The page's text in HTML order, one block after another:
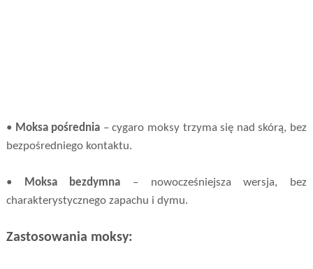
• Moksa pośrednia – cygaro moksy trzyma się nad skórą, bez
bezpośredniego kontaktu.
• Moksa bezdymna – nowocześniejsza wersja, bez
charakterystycznego zapachu i dymu.
Zastosowania moksy: